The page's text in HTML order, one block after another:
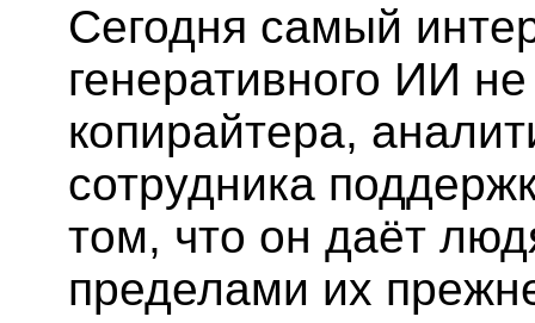
Сегодня самый
генеративного ИИ
копирайтера,
сотрудника
том, что он даёт
пределами их